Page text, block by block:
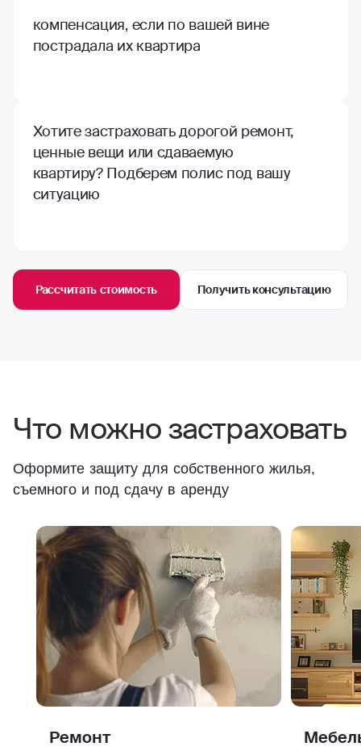
компенсация, если по вашей вине
пострадала их квартира
Хотите застраховать дорогой ремонт,
ценные вещи или сдаваемую
квартиру? Подберем полис под вашу
ситуацию
Рассчитать стоимость Получить консультацию
Что можно застраховать
Оформите защиту для собственного жилья,
съемного и под сдачу в аренду
Ремонт